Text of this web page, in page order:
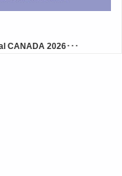
CANADA 2026･･･